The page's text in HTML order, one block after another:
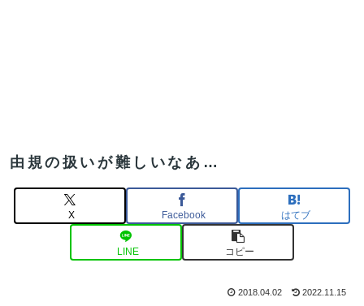
由規の扱いが難しいなあ…
X Facebook はてブ
LINE コピー
2018.04.02 2022.11.15